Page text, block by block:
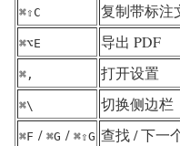
⌘⇧C 复制带标注
⌘⌥E 导出 PDF
⌘, 打开设置
⌘\ 切换侧边栏
⌘F / ⌘G / ⌘⇧G 查找 / 下一